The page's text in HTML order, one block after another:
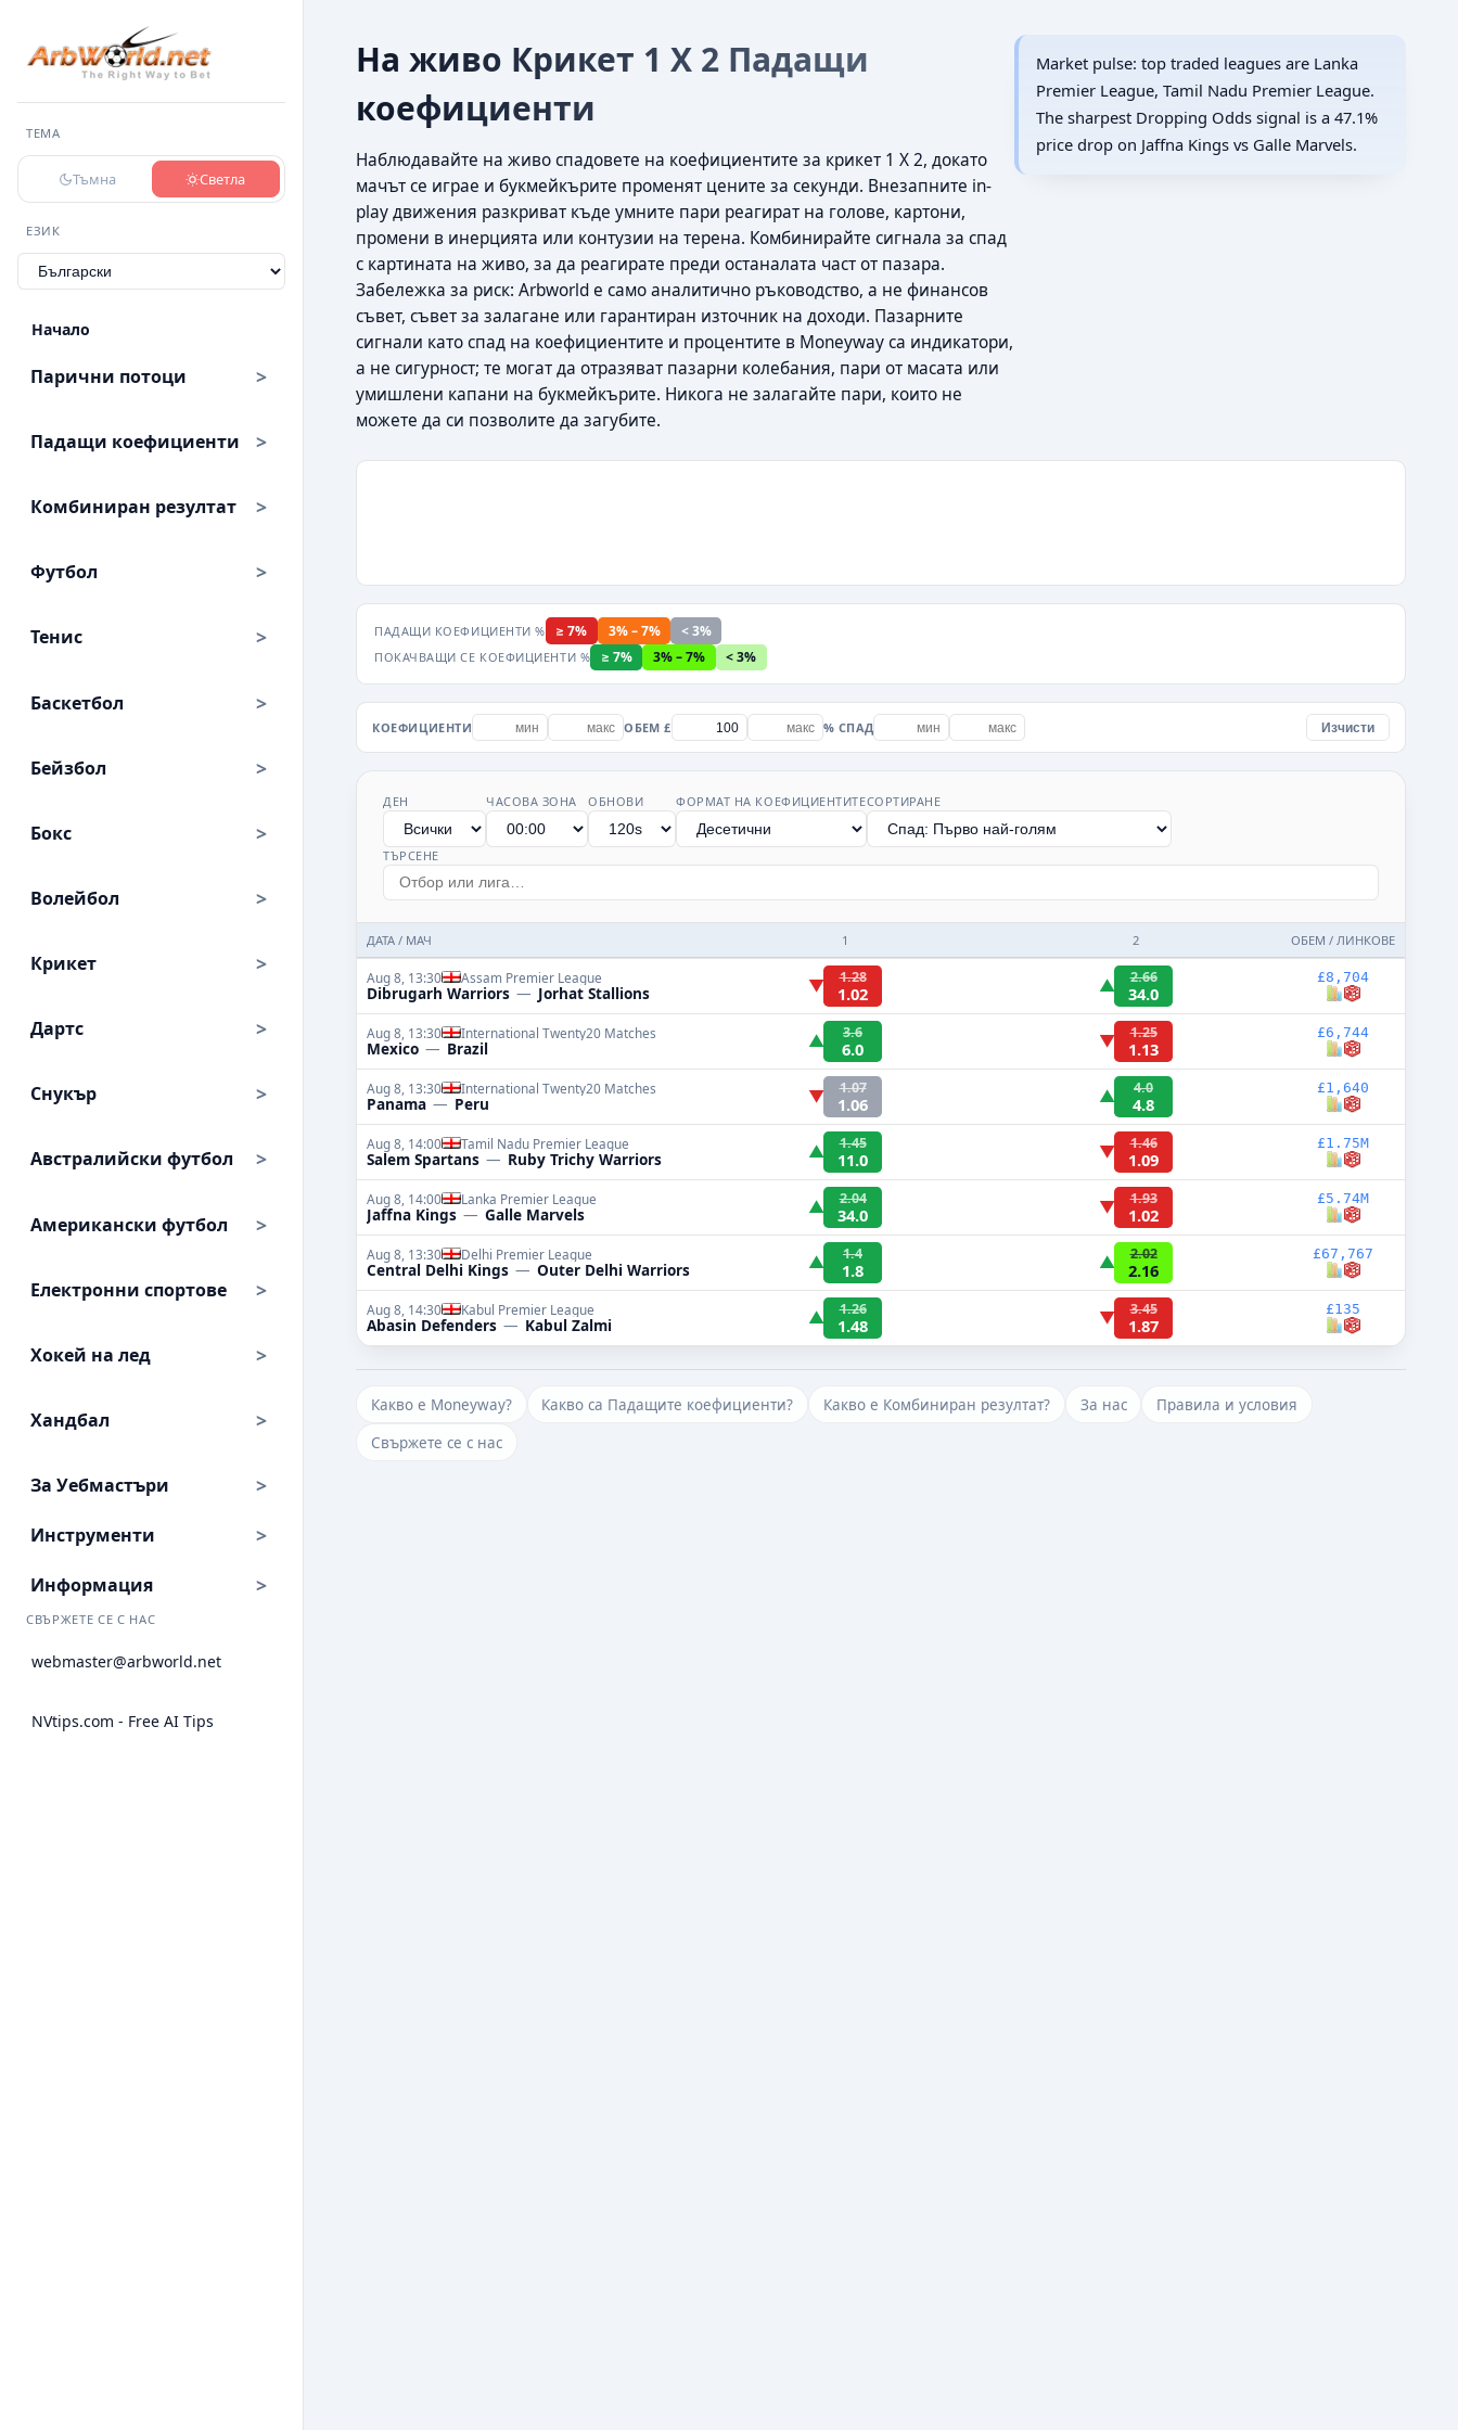
ТЕМА
Тъмна Светла
ЕЗИК
Начало
Парични потоци
Падащи коефициенти
Комбиниран резултат
Футбол
Тенис
Баскетбол
Бейзбол
Бокс
Волейбол
Крикет
Дартс
Снукър
Австралийски футбол
Американски футбол
Електронни спортове
Хокей на лед
Хандбал
За Уебмастъри
Инструменти
Информация
СВЪРЖЕТЕ СЕ С НАС
webmaster@arbworld.net
NVtips.com - Free AI Tips
На живо Крикет 1 X 2 Падащи
коефициенти
Наблюдавайте на живо спадовете на коефициентите за крикет 1 X 2, докато
мачът се играе и букмейкърите променят цените за секунди. Внезапните in-
play движения разкриват къде умните пари реагират на голове, картони,
промени в инерцията или контузии на терена. Комбинирайте сигнала за спад
с картината на живо, за да реагирате преди останалата част от пазара.
Забележка за риск: Arbworld е само аналитично ръководство, а не финансов
съвет, съвет за залагане или гарантиран източник на доходи. Пазарните
сигнали като спад на коефициентите и процентите в Moneyway са индикатори,
а не сигурност; те могат да отразяват пазарни колебания, пари от масата или
умишлени капани на букмейкърите. Никога не залагайте пари, които не
можете да си позволите да загубите.
Market pulse: top traded leagues are Lanka
Premier League, Tamil Nadu Premier League.
The sharpest Dropping Odds signal is a 47.1%
price drop on Jaffna Kings vs Galle Marvels.
ПАДАЩИ КОЕФИЦИЕНТИ % ≥ 7% 3% – 7% < 3%
ПОКАЧВАЩИ СЕ КОЕФИЦИЕНТИ % ≥ 7% 3% – 7% < 3%
КОЕФИЦИЕНТИ ОБЕМ £ % СПАД Изчисти
ДЕН ЧАСОВА ЗОНА ОБНОВИ ФОРМАТ НА КОЕФИЦИЕНТИТЕСОРТИРАНЕ
ТЪРСЕНЕ
ДАТА / МАЧ 1 2 ОБЕМ / ЛИНКОВЕ
Aug 8, 13:30 Assam Premier League
Dibrugarh Warriors — Jorhat Stallions ▼ 1.28
1.02 ▲ 2.66
34.0
£8,704
Aug 8, 13:30 International Twenty20 Matches
Mexico — Brazil ▲ 3.6
6.0 ▼ 1.25
1.13
£6,744
Aug 8, 13:30 International Twenty20 Matches
Panama — Peru ▼ 1.07
1.06 ▲ 4.0
4.8
£1,640
Aug 8, 14:00 Tamil Nadu Premier League
Salem Spartans — Ruby Trichy Warriors ▲ 1.45
11.0 ▼ 1.46
1.09
£1.75M
Aug 8, 14:00 Lanka Premier League
Jaffna Kings — Galle Marvels ▲ 2.04
34.0 ▼ 1.93
1.02
£5.74M
Aug 8, 13:30 Delhi Premier League
Central Delhi Kings — Outer Delhi Warriors ▲ 1.4
1.8 ▲ 2.02
2.16
£67,767
Aug 8, 14:30 Kabul Premier League
Abasin Defenders — Kabul Zalmi ▲ 1.26
1.48 ▼ 3.45
1.87
£135
Какво е Moneyway? Какво са Падащите коефициенти? Какво е Комбиниран резултат? За нас
Правила и условия
Свържете се с нас